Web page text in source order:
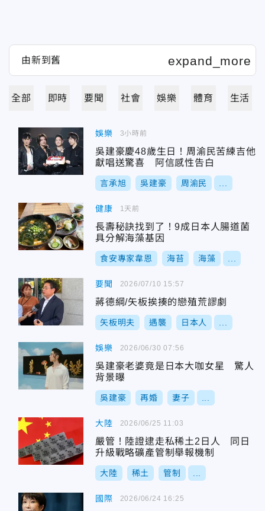
全部 即時 要聞 社會 娛樂 體育 生活
娛樂
吳建豪慶48歲生日！周渝民苦練吉他
獻唱送驚喜 阿信感性告白
言承旭 吳建豪 周渝民
3小時前
健康
長壽秘訣找到了！9成日本人腸道菌
具分解海藻基因
食安專家韋恩 海苔 海藻
1天前
要聞
蔣德綱/矢板挨揍的戀殖荒謬劇
矢板明夫 遇襲 日本人
2026/07/10 15:57
娛樂
吳建豪老婆竟是日本大咖女星 驚人
背景曝
吳建豪 再婚 妻子
2026/06/30 07:56
大陸
嚴管！陸證逮走私稀土2日人 同日
升級戰略礦產管制舉報機制
大陸 稀土 管制
2026/06/25 11:03
國際 2026/06/24 16:25